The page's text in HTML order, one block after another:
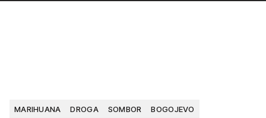
MARIHUANA DROGA SOMBOR BOGOJEVO